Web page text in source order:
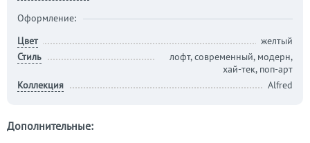
Оформление:
Цвет
желтый
Стиль
лофт, современный, модерн,
хай-тек, поп-арт
Коллекция
Alfred
Дополнительные: